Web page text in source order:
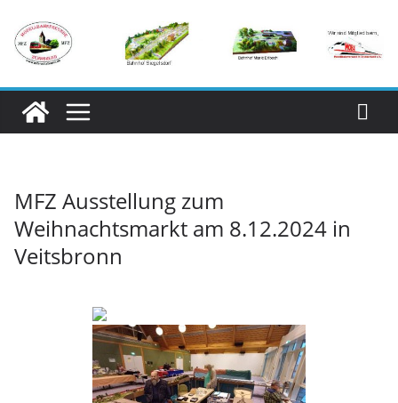
Inhalt
springen
MFZ Ausstellung zum
Weihnachtsmarkt am 8.12.2024 in
Veitsbronn